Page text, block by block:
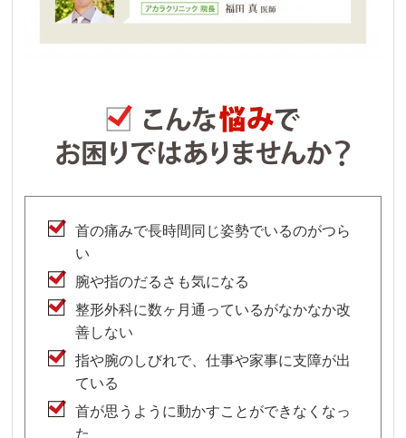
首の痛みで長時間同じ姿勢でいるのがつら
い
腕や指のだるさも気になる
整形外科に数ヶ月通っているがなかなか改
善しない
指や腕のしびれで、仕事や家事に支障が出
ている
首が思うように動かすことができなくなっ
た